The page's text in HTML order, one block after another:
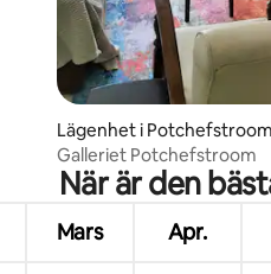
Lägenhet i Potchefstroom
Galleriet Potchefstroom
När är den
Mars Apr.